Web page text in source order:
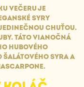
VEČERU JE
SYRY
CHUŤOU.
TÁTO VIANOČNÁ
HUBOVÉHO
SYRA A